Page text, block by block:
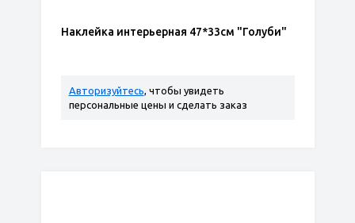
Наклейка интерьерная 47*33см "Голуби"
Авторизуйтесь, чтобы увидеть
персональные цены и сделать заказ